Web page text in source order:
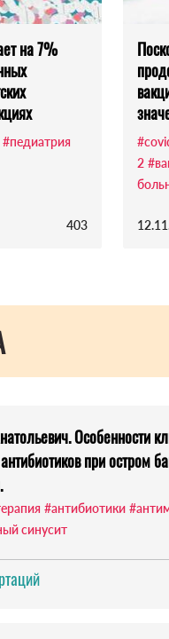
на 7%
#педиатрия
403
2
Особенности
при остром
#антибиотики
синусит